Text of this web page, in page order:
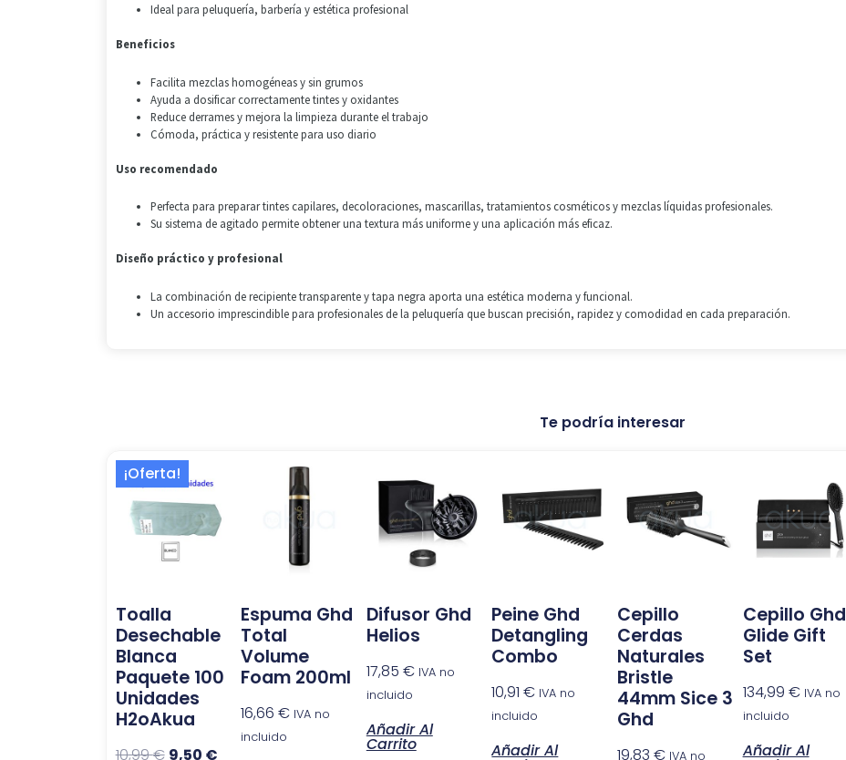
Ideal para peluquería, barbería y estética profesional
Beneficios
Facilita mezclas homogéneas y sin grumos
Ayuda a dosificar correctamente tintes y oxidantes
Reduce derrames y mejora la limpieza durante el trabajo
Cómoda, práctica y resistente para uso diario
Uso recomendado
Perfecta para preparar tintes capilares, decoloraciones, mascarillas, tratamientos cosméticos y mezclas líquidas profesionales.
Su sistema de agitado permite obtener una textura más uniforme y una aplicación más eficaz.
Diseño práctico y profesional
La combinación de recipiente transparente y tapa negra aporta una estética moderna y funcional.
Un accesorio imprescindible para profesionales de la peluquería que buscan precisión, rapidez y comodidad en cada preparación.
Te podría interesar
¡Oferta!
Toalla
Desechable
Blanca
Paquete 100
Unidades
H2oAkua
10,99€
El
precio
original
era:
10,99 €.
9,50 €
actual
es:
Espuma Ghd
Total
Volume
Foam 200ml
16,66€ IVA no
incluido
Difusor Ghd
Helios
17,85 € IVA no
incluido
Añadir Al
Carrito
Peine Ghd
Detangling
Combo
10,91€ IVA no
incluido
Añadir Al
Cepillo
Cerdas
Naturales
Bristle
44mm Sice 3
Ghd
19,83 € IVA no
Cepillo Ghd
Glide Gift
Set
134,99 € IVA no
incluido
Añadir Al